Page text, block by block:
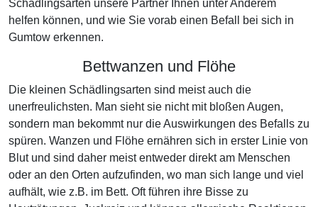
Schädlingsarten unsere Partner Ihnen unter Anderem
helfen können, und wie Sie vorab einen Befall bei sich in
Gumtow erkennen.
Bettwanzen und Flöhe
Die kleinen Schädlingsarten sind meist auch die
unerfreulichsten. Man sieht sie nicht mit bloßen Augen,
sondern man bekommt nur die Auswirkungen des Befalls zu
spüren. Wanzen und Flöhe ernähren sich in erster Linie von
Blut und sind daher meist entweder direkt am Menschen
oder an den Orten aufzufinden, wo man sich lange und viel
aufhält, wie z.B. im Bett. Oft führen ihre Bisse zu